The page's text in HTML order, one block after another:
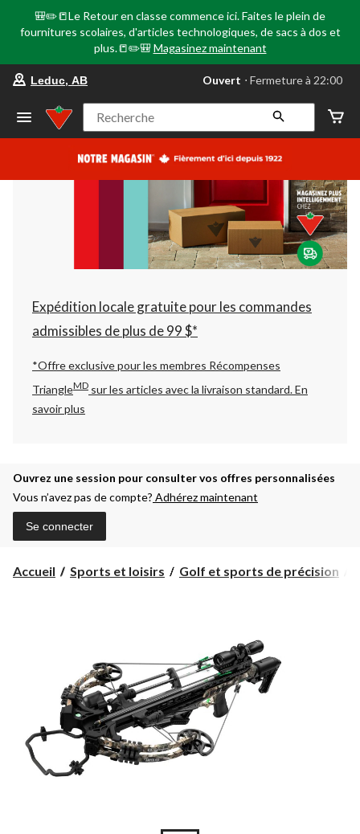
🎒✏️📒Le Retour en classe commence ici. Faites le plein de
fournitures scolaires, d'articles technologiques, de sacs à dos et
plus.📒✏️🎒 Magasinez maintenant
votre
préféré
Leduc,
AB,
courament
Fermeture
à
22:00
cliquer
pour
changer
Leduc, AB Ouvert ⋅ Fermeture à 22:00
Recherche
Expédition locale gratuite pour les commandes
admissibles de plus de 99 $*
*Offre exclusive pour les membres Récompenses
TriangleMD sur les articles avec la livraison standard.En
savoir plus
Ouvrez une session pour consulter vos offres personnalisées
Vous n’avez pas de compte? Adhérez maintenant
Se connecter
Accueil Sports et loisirs Golf et sports de précision